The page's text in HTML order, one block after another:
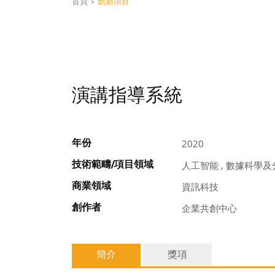
演講指導系統
年份 2020
技術範疇/項目領域 人工智能 , 數據科學及
商業領域 資訊科技
創作者 企業共創中心
簡介 獎項